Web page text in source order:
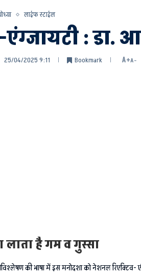
लाईफ स्टाईल
: डा.
25/04/2025 9:11 Bookmark A+A-
है गम व गुस्सा
की भाषा में इस मनोदशा को नेशनल रिएक्टिव-